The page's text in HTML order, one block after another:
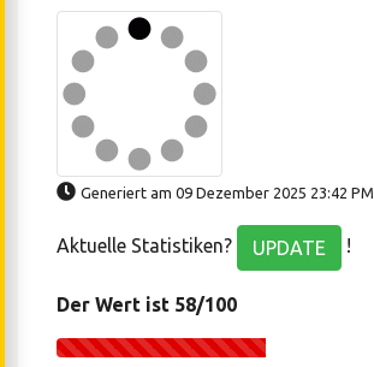
Generiert am 09 Dezember 2025 23:42 PM
Aktuelle Statistiken? UPDATE !
Der Wert ist 58/100